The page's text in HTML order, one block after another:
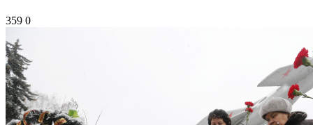
359 0